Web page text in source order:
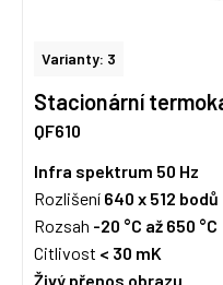
Varianty: 3
Stacionární
QF610
Infra spektrum 50 Hz
Rozlišení 640 x 512 bodů
Rozsah -20 °C až 650 °C
Citlivost < 30 mK
Živý přenos obrazu